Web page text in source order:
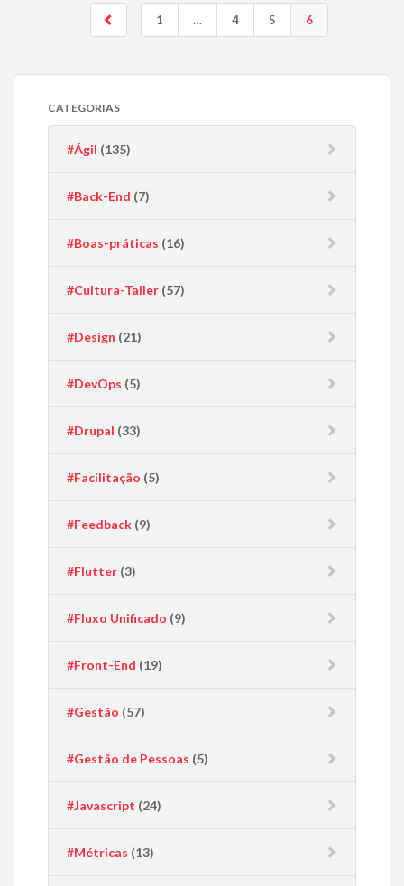
1 … 4 5 6
CATEGORIAS
#Ágil (135)
#Back-End (7)
#Boas-práticas (16)
#Cultura-Taller (57)
#Design (21)
#DevOps (5)
#Drupal (33)
#Facilitação (5)
#Feedback (9)
#Flutter (3)
#Fluxo Unificado (9)
#Front-End (19)
#Gestão (57)
#Gestão de Pessoas (5)
#Javascript (24)
#Métricas (13)